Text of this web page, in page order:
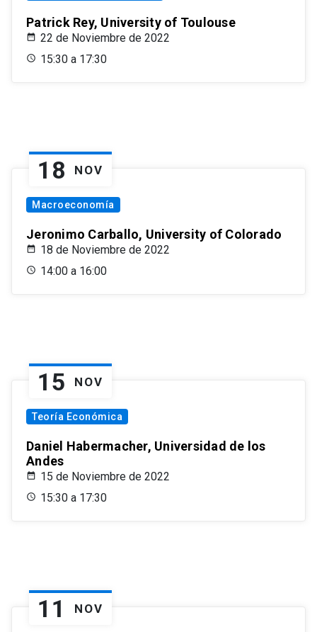
Patrick Rey, University of Toulouse
22 de Noviembre de 2022
15:30 a 17:30
18 NOV
Macroeconomía
Jeronimo Carballo, University of Colorado
18 de Noviembre de 2022
14:00 a 16:00
15 NOV
Teoría Económica
Daniel Habermacher, Universidad de los
Andes
15 de Noviembre de 2022
15:30 a 17:30
11 NOV